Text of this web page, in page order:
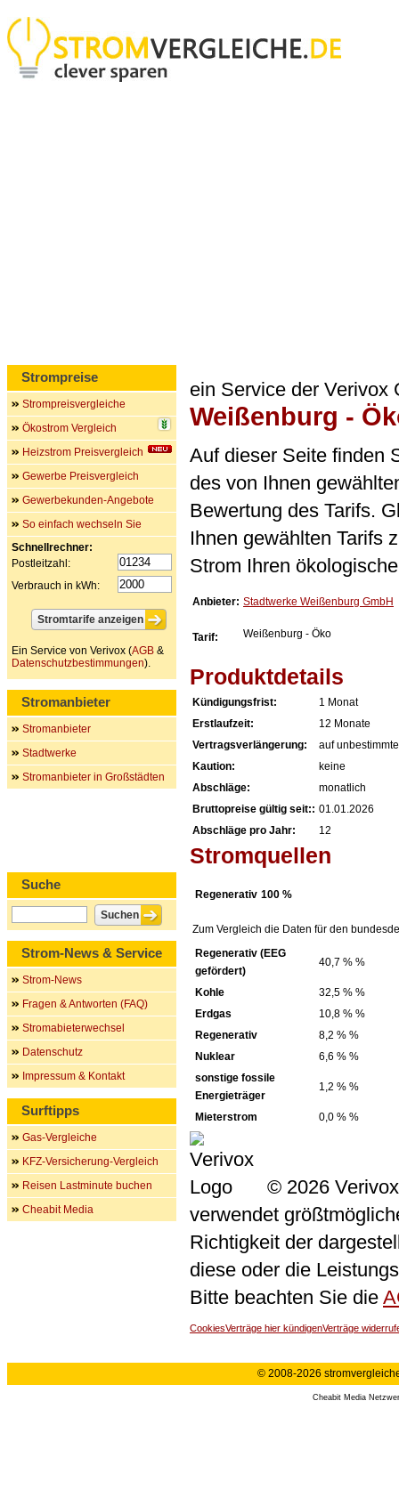
ein Service der Verivox
Weißenburg -
Auf dieser Seite finden
des von Ihnen
Bewertung des Tarifs.
Ihnen gewählten Tarifs
Strom Ihren
Anbieter: Stadtwerke Weißenburg GmbH
Tarif: Weißenburg - Öko
Produktdetails
Kündigungsfrist:
1 Monat
Erstlaufzeit:
12 Monate
Vertragsverlängerung:
auf
Kaution:
keine
Abschläge:
monatlich
Bruttopreise gültig seit:: 01.01.2026
Abschläge pro Jahr:
12
Stromquellen
Regenerativ 100 %
Zum Vergleich die Daten für den
Regenerativ (EEG
gefördert)
40,7 % %
Kohle
32,5 % %
Erdgas
10,8 % %
Regenerativ
8,2 % %
Nuklear
6,6 % %
sonstige fossile
Energieträger
1,2 % %
Mieterstrom 0,0 % %
© 2026
verwendet
Richtigkeit der
diese oder die
Bitte beachten Sie die
CookiesVerträge hier kündigenVerträge
Strompreise
Strompreisvergleiche
Ökostrom Vergleich
Heizstrom Preisvergleich
Gewerbe Preisvergleich
Gewerbekunden-Angebote
So einfach wechseln Sie
Schnellrechner:
Postleitzahl:
Verbrauch in kWh:
Ein Service von Verivox (AGB &
Datenschutzbestimmungen).
Stromanbieter
Stromanbieter
Stadtwerke
Stromanbieter in Großstädten
Suche
Strom-News & Service
Strom-News
Fragen & Antworten (FAQ)
Stromabieterwechsel
Datenschutz
Impressum & Kontakt
Surftipps
Gas-Vergleiche
KFZ-Versicherung-Vergleich
Reisen Lastminute buchen
Cheabit Media
© 2008-2026
Cheabit Media